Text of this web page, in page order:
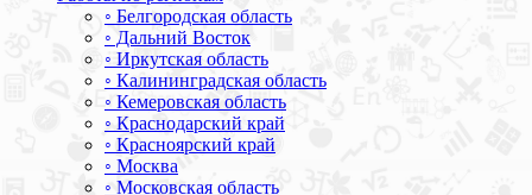
◦ Белгородская область
◦ Дальний Восток
◦ Иркутская область
◦ Калининградская область
◦ Кемеровская область
◦ Краснодарский край
◦ Красноярский край
◦ Москва
◦ Московская область